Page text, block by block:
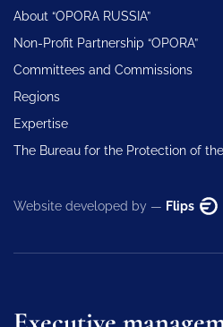
About “OPORA RUSSIA”
Non-Profit Partnership “OPORA”
Committees and Commissions
Regions
Expertise
The Bureau for the Protection of
Website developed by — Flips